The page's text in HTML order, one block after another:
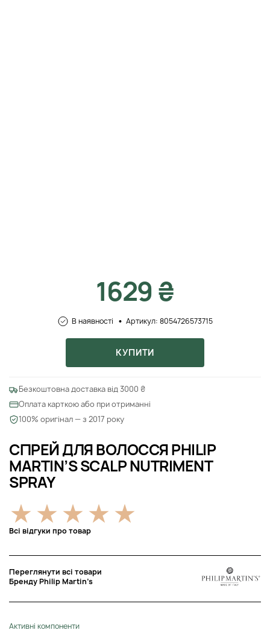
СПРЕЙ ДЛЯ ВОЛОССЯ PHILIP
MARTIN’S SCALP NUTRIMENT
SPRAY
Всі відгуки про товар
Переглянути всі товари
Бренду Philip Martin’s
Активні компоненти
1629 ₴
В наявності Артикул: 8054726573715
КУПИТИ
Безкоштовна доставка від 3000 ₴
Оплата карткою або при отриманні
100% оригінал — з 2017 року